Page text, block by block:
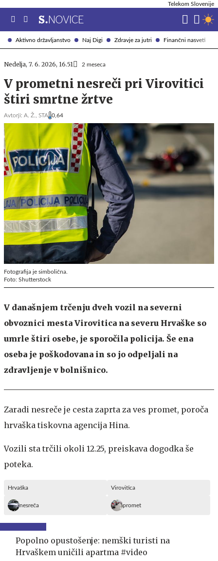
Aktivno državljanstvo Naj Digi Zdravje za jutri Finančni nasveti
Telekom Slovenije
Nedelja, 7. 6. 2026, 16.51 2 meseca
V prometni nesreči pri Virovitici
štiri smrtne žrtve
Avtorji: A. Ž., STA 0,64
Fotografija je simbolična.
Foto: Shutterstock
V današnjem trčenju dveh vozil na severni
obvoznici mesta Virovitica na severu Hrvaške so
umrle štiri osebe, je sporočila policija. Še ena
oseba je poškodovana in so jo odpeljali na
zdravljenje v bolnišnico.
Zaradi nesreče je cesta zaprta za ves promet, poroča
hrvaška tiskovna agencija Hina.
Vozili sta trčili okoli 12.25, preiskava dogodka še
poteka.
Hrvaška Virovitica
nesreča promet
Popolno opustošenje: nemški turisti na
Hrvaškem uničili apartma #video